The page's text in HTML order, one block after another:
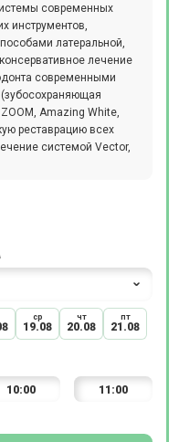
современных
инструментов,
латеральной,
лечение
современными
Amazing White,
реставрацию всех
системой Vector,
ср
19.08
чт
20.08
пт
21.08
10:00 11:00